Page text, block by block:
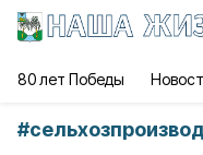
80 лет Победы
#